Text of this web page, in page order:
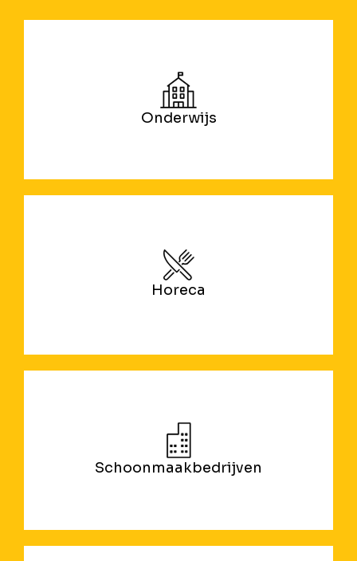
Onderwijs
Horeca
Schoonmaakbedrijven